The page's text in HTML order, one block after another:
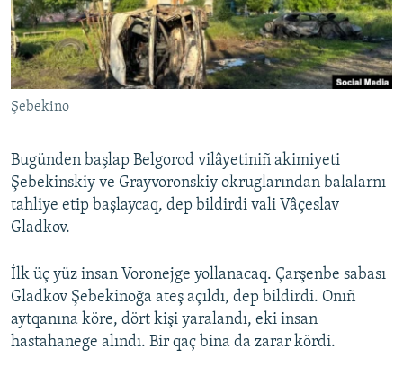
Русский
Українською
QOŞULIÑIZ!
RFE/RS bütün saytları
Şebekino
Bugünden başlap Belgorod vilâyetiniñ akimiyeti
Şebekinskiy ve Grayvoronskiy okruglarından balalarnı
tahliye etip başlaycaq, dep bildirdi vali Vâçeslav
Gladkov.
İlk üç yüz insan Voronejge yollanacaq. Çarşenbe sabası
Gladkov Şebekinoğa ateş açıldı, dep bildirdi. Onıñ
aytqanına köre, dört kişi yaralandı, eki insan
hastahanege alındı. Bir qaç bina da zarar kördi.